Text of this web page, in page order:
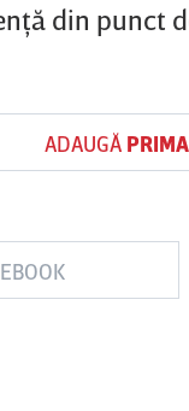
din punct
ADAUGĂ